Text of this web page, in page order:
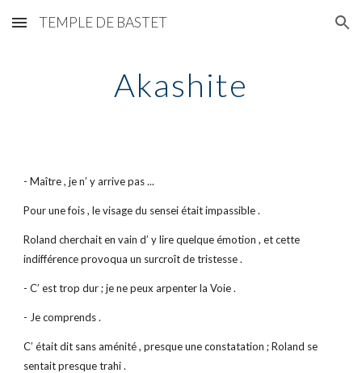
Skip to main content Skip to navigation
TEMPLE DE BASTET
Akashite
- Maître , je n’ y arrive pas ...
Pour une fois , le visage du sensei était impassible .
Roland cherchait en vain d’ y lire quelque émotion , et cette
indifférence provoqua un surcroît de tristesse .
- C’ est trop dur ; je ne peux arpenter la Voie .
- Je comprends .
C’ était dit sans aménité , presque une constatation ; Roland se
sentait presque trahi .